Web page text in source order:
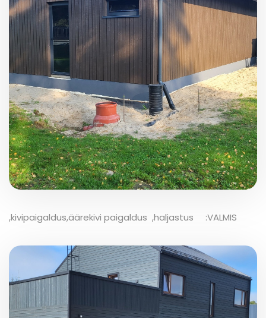
,kivipaigaldus,äärekivi paigaldus ,haljastus :VALMIS